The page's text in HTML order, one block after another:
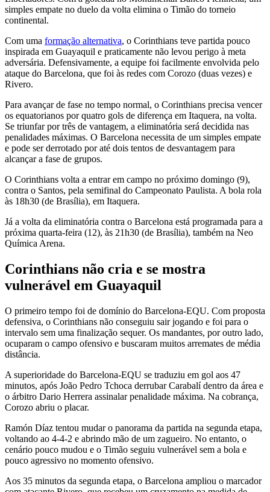
simples empate no duelo da volta elimina o Timão do torneio
continental.
Com uma formação alternativa, o Corinthians teve partida pouco
inspirada em Guayaquil e praticamente não levou perigo à meta
adversária. Defensivamente, a equipe foi facilmente envolvida pelo
ataque do Barcelona, que foi às redes com Corozo (duas vezes) e
Rivero.
Para avançar de fase no tempo normal, o Corinthians precisa vencer
os equatorianos por quatro gols de diferença em Itaquera, na volta.
Se triunfar por três de vantagem, a eliminatória será decidida nas
penalidades máximas. O Barcelona necessita de um simples empate
e pode ser derrotado por até dois tentos de desvantagem para
alcançar a fase de grupos.
O Corinthians volta a entrar em campo no próximo domingo (9),
contra o Santos, pela semifinal do Campeonato Paulista. A bola rola
às 18h30 (de Brasília), em Itaquera.
Já a volta da eliminatória contra o Barcelona está programada para a
próxima quarta-feira (12), às 21h30 (de Brasília), também na Neo
Química Arena.
Corinthians não cria e se mostra
vulnerável em Guayaquil
O primeiro tempo foi de domínio do Barcelona-EQU. Com proposta
defensiva, o Corinthians não conseguiu sair jogando e foi para o
intervalo sem uma finalização sequer. Os mandantes, por outro lado,
ocuparam o campo ofensivo e buscaram muitos arremates de média
distância.
A superioridade do Barcelona-EQU se traduziu em gol aos 47
minutos, após João Pedro Tchoca derrubar Carabalí dentro da área e
o árbitro Dario Herrera assinalar penalidade máxima. Na cobrança,
Corozo abriu o placar.
Ramón Díaz tentou mudar o panorama da partida na segunda etapa,
voltando ao 4-4-2 e abrindo mão de um zagueiro. No entanto, o
cenário pouco mudou e o Timão seguiu vulnerável sem a bola e
pouco agressivo no momento ofensivo.
Aos 35 minutos da segunda etapa, o Barcelona ampliou o marcador